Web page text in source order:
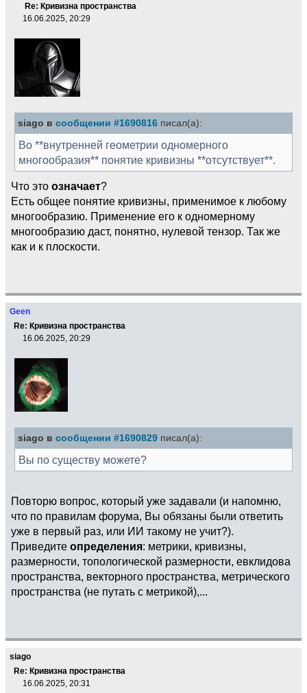
Re: Кривизна пространства
16.06.2025, 20:29
siago в сообщении #1690816 писал(а):
Во **внутренней геометрии одномерного
многообразия** понятие кривизны **отсутствует**.
Что это означает?
Есть общее понятие кривизны, применимое к любому
многообразию. Применение его к одномерному
многообразию даст, понятно, нулевой тензор. Так же
как и к плоскости.
Geen
Re: Кривизна пространства
16.06.2025, 20:29
siago в сообщении #1690829 писал(а):
Вы по существу можете?
Повторю вопрос, который уже задавали (и напомню,
что по правилам форума, Вы обязаны были ответить
уже в первый раз, или ИИ такому не учит?).
Приведите определения: метрики, кривизны,
размерности, топологической размерности, евклидова
пространства, векторного пространства, метрического
пространства (не путать с метрикой),...
siago
Re: Кривизна пространства
16.06.2025, 20:31